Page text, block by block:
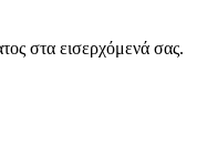
στα εισερχόμενά σας.